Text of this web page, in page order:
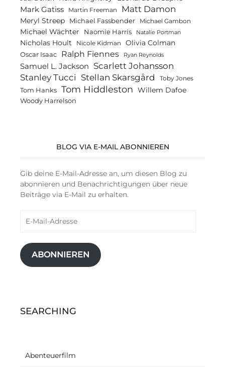
Mark Gatiss Martin Freeman Matt Damon
Meryl Streep Michael Fassbender Michael Gambon
Michael Wächter Naomie Harris Natalie Portman
Nicholas Hoult Nicole Kidman Olivia Colman
Oscar Isaac Ralph Fiennes Ryan Reynolds
Samuel L. Jackson Scarlett Johansson
Stanley Tucci Stellan Skarsgård Toby Jones
Tom Hanks Tom Hiddleston Willem Dafoe
Woody Harrelson
BLOG VIA E-MAIL ABONNIEREN
Gib deine E-Mail-Adresse an, um diesen Blog zu
abonnieren und Benachrichtigungen über neue
Beiträge via E-Mail zu erhalten.
Mail-
ABONNIEREN
SEARCHING
Abenteuerfilm